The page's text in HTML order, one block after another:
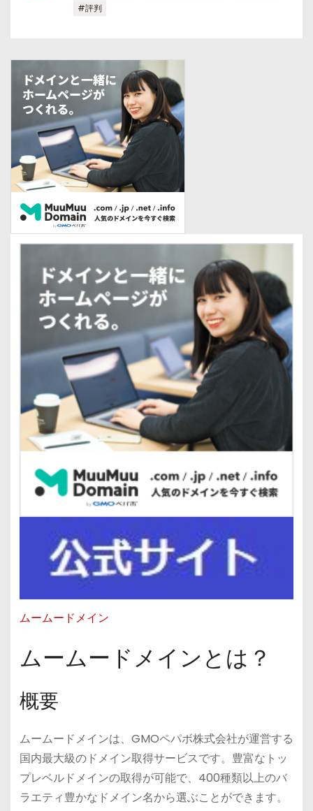
#評判
ムームードメイン
ムームードメインとは？
概要
ムームードメインは、GMOペパボ株式会社が運営する
国内最大級のドメイン取得サービスです。豊富なトッ
プレベルドメインの取得が可能で、400種類以上のバ
ラエティ豊かなドメイン名から選ぶことができます。